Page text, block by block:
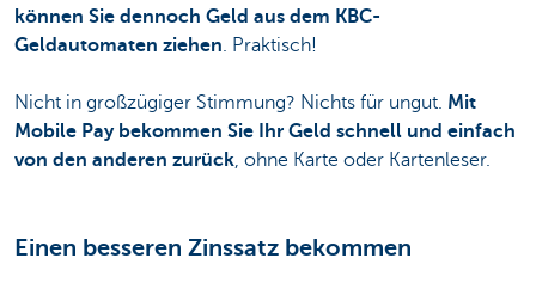
können Sie dennoch Geld aus dem KBC-
Geldautomaten ziehen. Praktisch!
Nicht in großzügiger Stimmung? Nichts für ungut. Mit
Mobile Pay bekommen Sie Ihr Geld schnell und einfach
von den anderen zurück, ohne Karte oder Kartenleser.
Einen besseren Zinssatz bekommen